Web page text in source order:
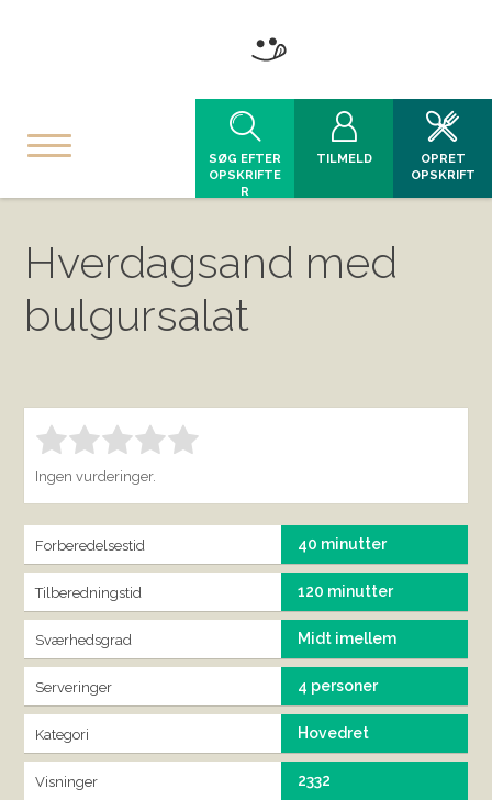
SØG EFTER
OPSKRIFTE
R
TILMELD
OPRET
OPSKRIFT
Hverdagsand med
bulgursalat
Bedøm denne vare: 1.00
Ingen vurderinger.
Forberedelsestid 40 minutter
Tilberedningstid 120 minutter
Sværhedsgrad Midt imellem
Serveringer 4 personer
Kategori Hovedret
Visninger 2332